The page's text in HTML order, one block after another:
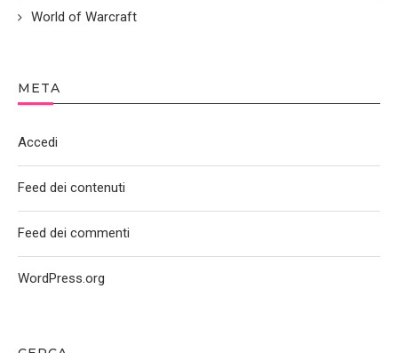
World of Warcraft
META
Accedi
Feed dei contenuti
Feed dei commenti
WordPress.org